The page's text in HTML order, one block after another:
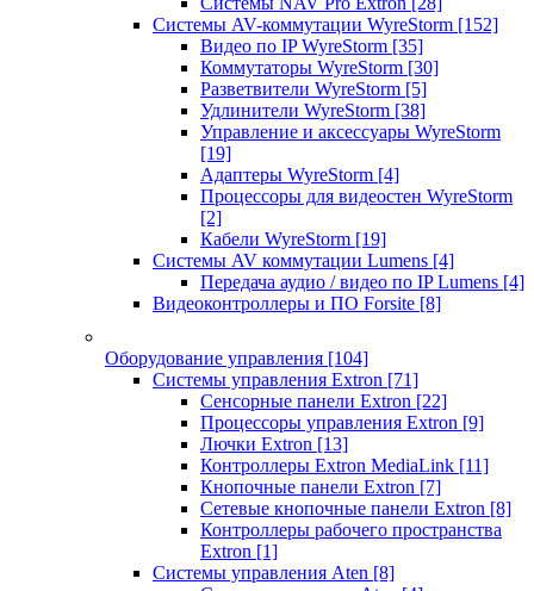
Системы AV-коммутации WyreStorm [152]
Видео по IP WyreStorm [35]
Коммутаторы WyreStorm [30]
Разветвители WyreStorm [5]
Удлинители WyreStorm [38]
Управление и аксессуары WyreStorm
[19]
Адаптеры WyreStorm [4]
Процессоры для видеостен WyreStorm
[2]
Кабели WyreStorm [19]
Системы AV коммутации Lumens [4]
Передача аудио / видео по IP Lumens [4]
Видеоконтроллеры и ПО Forsite [8]
Оборудование управления [104]
Системы управления Extron [71]
Сенсорные панели Extron [22]
Процессоры управления Extron [9]
Лючки Extron [13]
Контроллеры Extron MediaLink [11]
Кнопочные панели Extron [7]
Сетевые кнопочные панели Extron [8]
Контроллеры рабочего пространства
Extron [1]
Системы управления Aten [8]